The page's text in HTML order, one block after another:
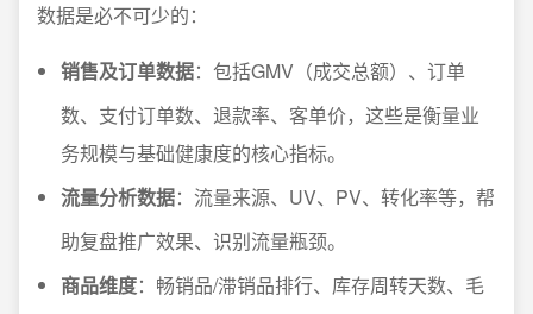
数据是必不可少的：
销售及订单数据：包括GMV（成交总额）、订单
数、支付订单数、退款率、客单价，这些是衡量业
务规模与基础健康度的核心指标。
流量分析数据：流量来源、UV、PV、转化率等，帮
助复盘推广效果、识别流量瓶颈。
商品维度：畅销品/滞销品排行、库存周转天数、毛